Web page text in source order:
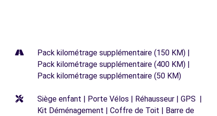
Pack kilométrage supplémentaire (150 KM) |
Pack kilométrage supplémentaire (400 KM) |
Pack kilométrage supplémentaire (50 KM)
Siège enfant | Porte Vélos | Réhausseur | GPS |
Kit Déménagement | Coffre de Toit | Barre de